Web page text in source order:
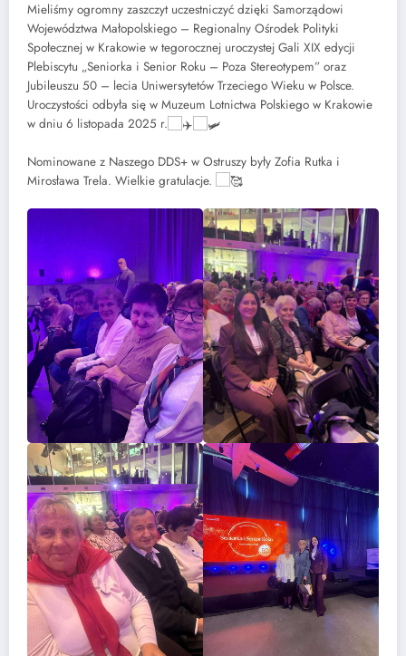
Mieliśmy ogromny zaszczyt uczestniczyć dzięki Samorządowi
Województwa Małopolskiego – Regionalny Ośrodek Polityki
Społecznej w Krakowie w tegorocznej uroczystej Gali XIX edycji
Plebiscytu „Seniorka i Senior Roku – Poza Stereotypem” oraz
Jubileuszu 50 – lecia Uniwersytetów Trzeciego Wieku w Polsce.
Uroczystości odbyła się w Muzeum Lotnictwa Polskiego w Krakowie
w dniu 6 listopada 2025 r.
Nominowane z Naszego DDS+ w Ostruszy były Zofia Rutka i
Mirosława Trela. Wielkie gratulacje.